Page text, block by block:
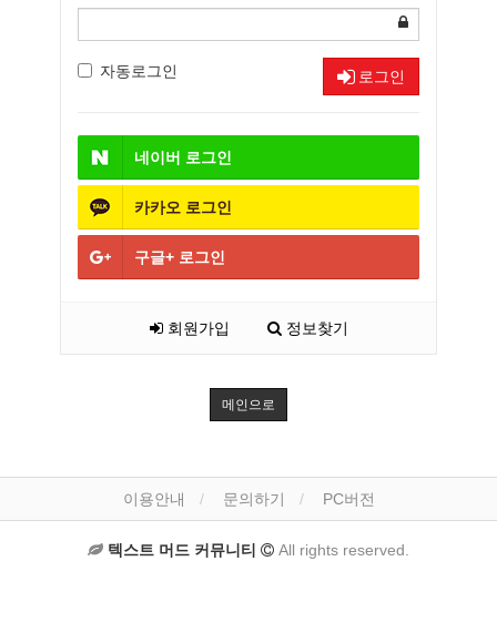
자동로그인 로그인
네이버 로그인
카카오 로그인
구글+ 로그인
회원가입 정보찾기
메인으로
이용안내 문의하기 PC버전
텍스트 머드 커뮤니티 All rights reserved.